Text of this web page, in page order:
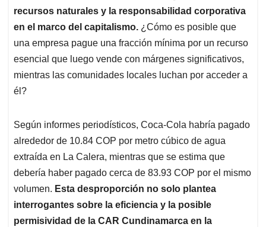
p
k
n
recursos naturales y la responsabilidad corporativa
en el marco del capitalismo. ¿Cómo es posible que
una empresa pague una fracción mínima por un recurso
esencial que luego vende con márgenes significativos,
mientras las comunidades locales luchan por acceder a
él?
Según informes periodísticos, Coca-Cola habría pagado
alrededor de 10.84 COP por metro cúbico de agua
extraída en La Calera, mientras que se estima que
debería haber pagado cerca de 83.93 COP por el mismo
volumen. Esta desproporción no solo plantea
interrogantes sobre la eficiencia y la posible
permisividad de la CAR Cundinamarca en la